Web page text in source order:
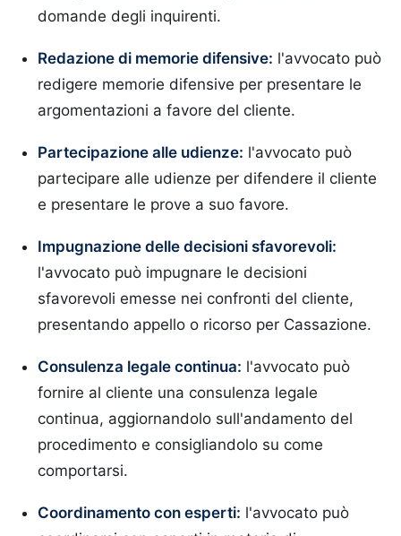
domande degli inquirenti.
Redazione di memorie difensive: l'avvocato può
redigere memorie difensive per presentare le
argomentazioni a favore del cliente.
Partecipazione alle udienze: l'avvocato può
partecipare alle udienze per difendere il cliente
e presentare le prove a suo favore.
Impugnazione delle decisioni sfavorevoli:
l'avvocato può impugnare le decisioni
sfavorevoli emesse nei confronti del cliente,
presentando appello o ricorso per Cassazione.
Consulenza legale continua: l'avvocato può
fornire al cliente una consulenza legale
continua, aggiornandolo sull'andamento del
procedimento e consigliandolo su come
comportarsi.
Coordinamento con esperti: l'avvocato può